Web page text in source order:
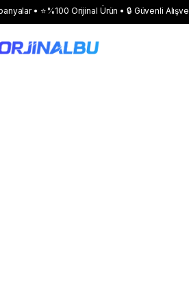
• ⭐ %100 Orijinal Ürün • 🔒 Güvenli